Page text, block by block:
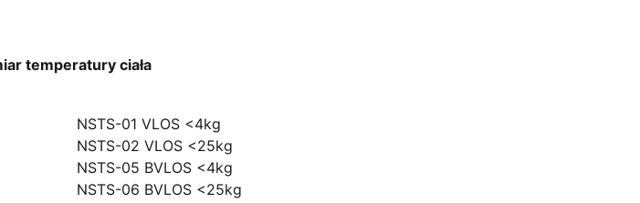
temperatury ciała
NSTS-01 VLOS <4kg
NSTS-02 VLOS <25kg
NSTS-05 BVLOS <4kg
NSTS-06 BVLOS <25kg